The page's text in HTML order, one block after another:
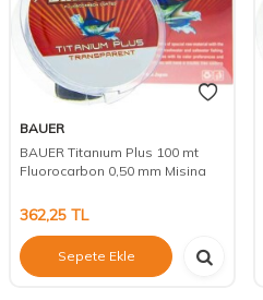
BAUER
BAUER Titanıum Plus 100 mt
Fluorocarbon 0,50 mm Misina
362,25 TL
Sepete Ekle